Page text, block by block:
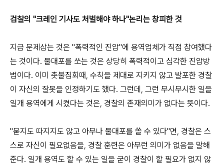
검찰의 "크레인 기사도 처벌해야 하나"논리는 창피한 것
지금 문제삼는 것은 "폭력적인 진압"에 용역업체가 직접 참여했다
는 것이다. 물대포를 쏘는 것은 상당히 폭력적이고 심각한 진압방
법이다. 이미 촛불집회때, 수칙을 제대로 지키지 않고 발포한 경찰
이 자신의 잘못을 인정하기도 했다. 그런데, 그런 무시무시한 일을
일개 용역에게 시켰다는 것은, 경찰의 존재의미가 없다는 뜻이다.
"묻지도 따지지도 않고 아무나 물대포를 쏠 수 있다"면, 경찰은 스
스로 자신이 필요없음을, 경찰 훈련은 아무런 의미가 없음을 말해
준다. 일개 용역도 할 수 있는 일을 굳이 경찰이 할 필요가 없지 않